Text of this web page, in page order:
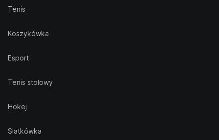
Tenis
Koszykówka
Esport
Tenis stołowy
Hokej
Siatkówka